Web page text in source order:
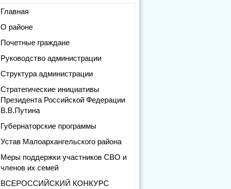
Главная
О районе
Почетные граждане
Руководство администрации
Структура администрации
Стратегические инициативы
Президента Российской Федерации
В.В.Путина
Губернаторские программы
Устав Малоархангельского района
Меры поддержки участников СВО и
членов их семей
ВСЕРОССИЙСКИЙ КОНКУРС